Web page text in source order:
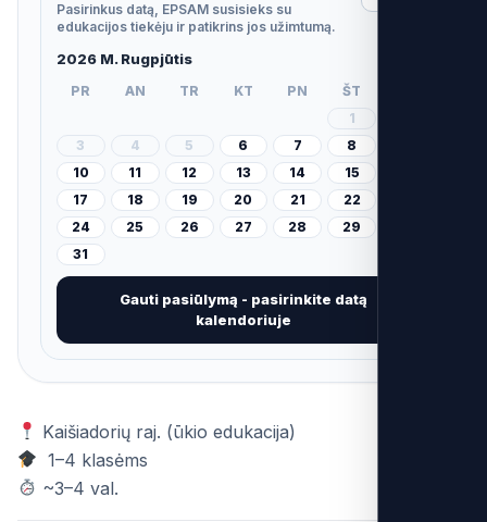
Pasirinkus datą, EPSAM susisieks su
edukacijos tiekėju ir patikrins jos užimtumą.
2026 M. Rugpjūtis
PR AN TR KT PN ŠT
1
3
4 5 6 7 8
10
11 12 13 14 15
17
18 19 20 21 22
24
25 26 27 28 29
31
Gauti pasiūlymą - pasirinkite datą
kalendoriuje
Kaišiadorių raj. (ūkio edukacija)
1–4 klasėms
~3–4 val.